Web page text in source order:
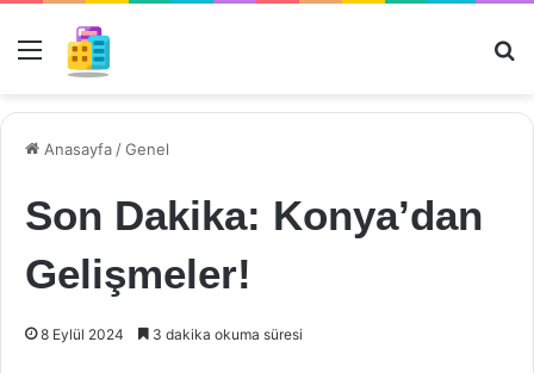
Menü
Anasayfa /Genel
Son Dakika: Konya’dan
Gelişmeler!
8 Eylül 2024 3 dakika okuma süresi